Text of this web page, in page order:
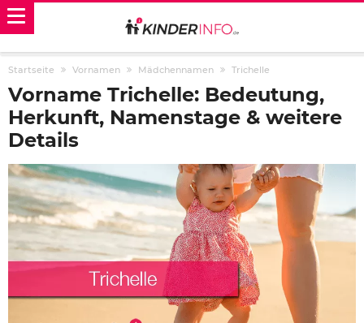
Startseite Vornamen Mädchennamen Trichelle
Vorname Trichelle: Bedeutung,
Herkunft, Namenstage & weitere
Details